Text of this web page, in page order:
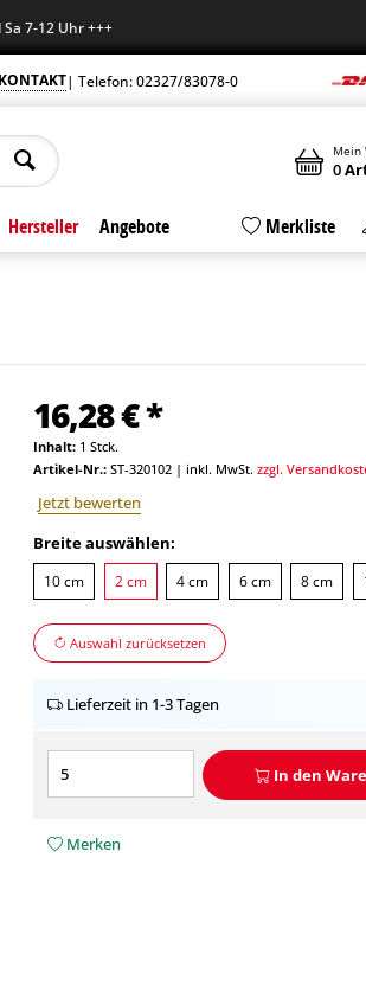
12 Uhr +++
KONTAKT| Telefon: 02327/83078-0
Mein
0
Hersteller Angebote Merkliste
16,28 € *
Inhalt: 1 Stck.
Artikel-Nr.: ST-320102| inkl. MwSt. zzgl.
Jetzt bewerten
Breite auswählen:
10 cm 2 cm 4 cm 6 cm 8 cm
Auswahl zurücksetzen
Lieferzeit in 1-3 Tagen
In den
Merken